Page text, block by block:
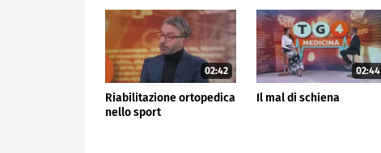
02:42
Riabilitazione ortopedica
nello sport
02:44
Il mal di schiena